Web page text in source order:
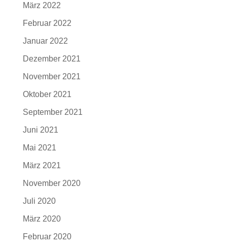
März 2022
Februar 2022
Januar 2022
Dezember 2021
November 2021
Oktober 2021
September 2021
Juni 2021
Mai 2021
März 2021
November 2020
Juli 2020
März 2020
Februar 2020